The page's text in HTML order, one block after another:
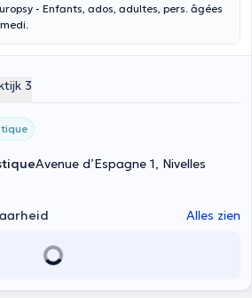
- Enfants, ados, adultes, pers. âgées
3
Avenue d’Espagne 1, Nivelles
Alles zien